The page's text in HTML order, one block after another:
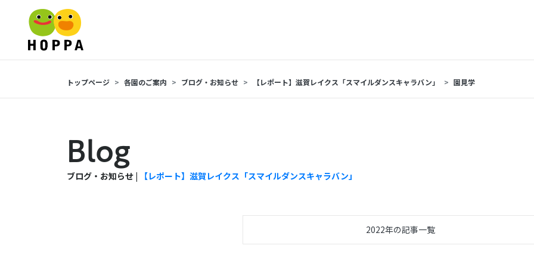
トップページ 各園のご案内 ブログ・お知らせ 【レポート】滋賀レイクス「スマイルダンスキャラバン」 園見学
Blog
ブログ・お知らせ | 【レポート】滋賀レイクス「スマイルダンスキャラバン」
2022年の記事一覧